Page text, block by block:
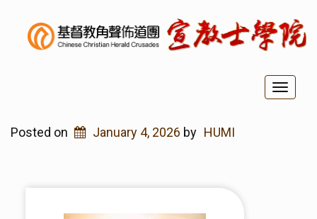
Toggle
Posted on
January 4, 2026 by HUMI